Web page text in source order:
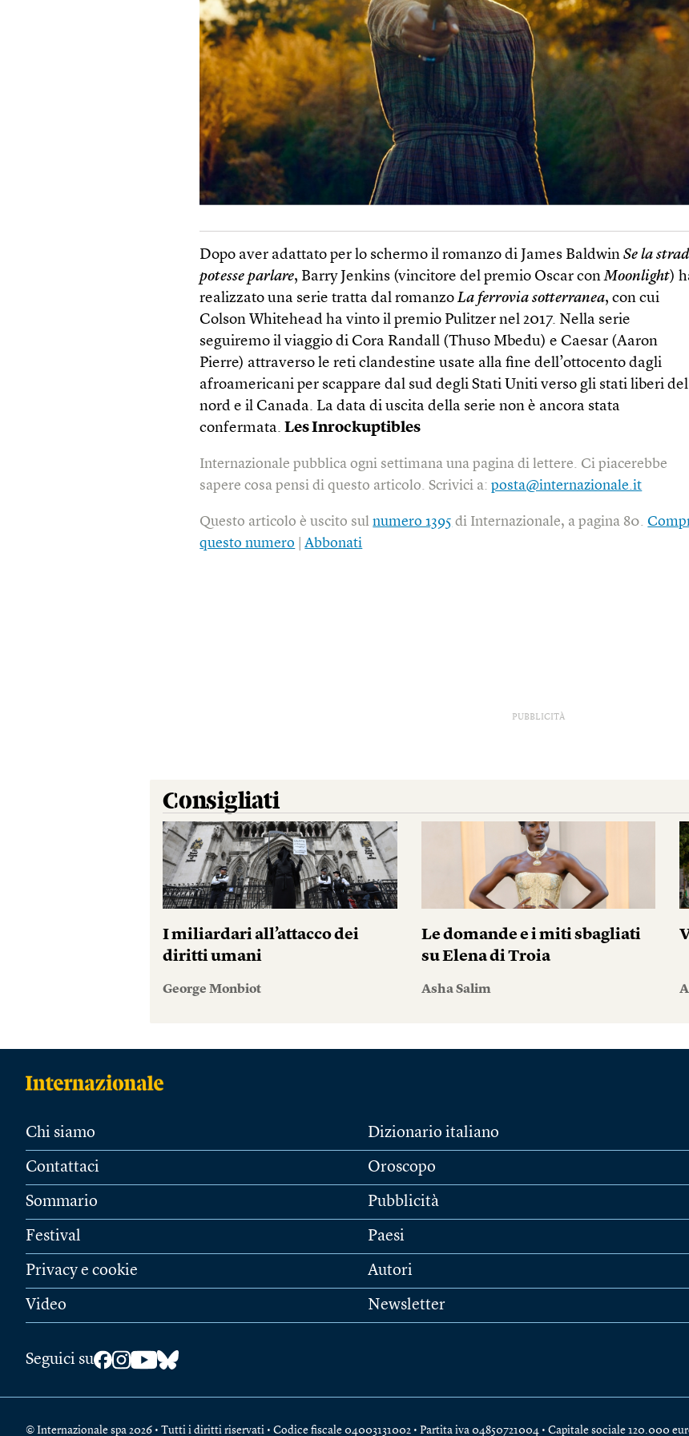
Dopo aver adattato per lo schermo il romanzo di James BaldwinSe la
potesse parlare, Barry Jenkins (vincitore del premio Oscar conMoonlight)
realizzato una serie tratta dal romanzoLa ferrovia sotterranea, con cui
Colson Whitehead ha vinto il premio Pulitzer nel 2017. Nella serie
seguiremo il viaggio di Cora Randall (Thuso Mbedu) e Caesar (Aaron
Pierre) attraverso le reti clandestine usate alla fine dell’ottocento dagli
afroamericani per scappare dal sud degli Stati Uniti verso gli stati liberi del
nord e il Canada. La data di uscita della serie non è ancora stata
confermata.Les Inrockuptibles
Internazionale pubblica ogni settimana una pagina di lettere. Ci piacerebbe
sapere cosa pensi di questo articolo. Scrivici a:posta@internazionale.it
Questo articolo è uscito sulnumero 1395 di Internazionale, a pagina 80.
questo numero |Abbonati
PUBBLICITÀ
Consigliati
I miliardari all’attacco dei
diritti umani
George Monbiot
Le domande e i miti sbagliati
su Elena di Troia
Asha Salim
Chi siamo
Contattaci
Sommario
Festival
Privacy e cookie
Video
Dizionario italiano
Oroscopo
Pubblicità
Paesi
Autori
Newsletter
Seguici su
© Internazionale spa 2026 • Tutti i diritti riservati • Codice fiscale 04003131002 • Partita iva 04850721004 • Capitale sociale 120.000